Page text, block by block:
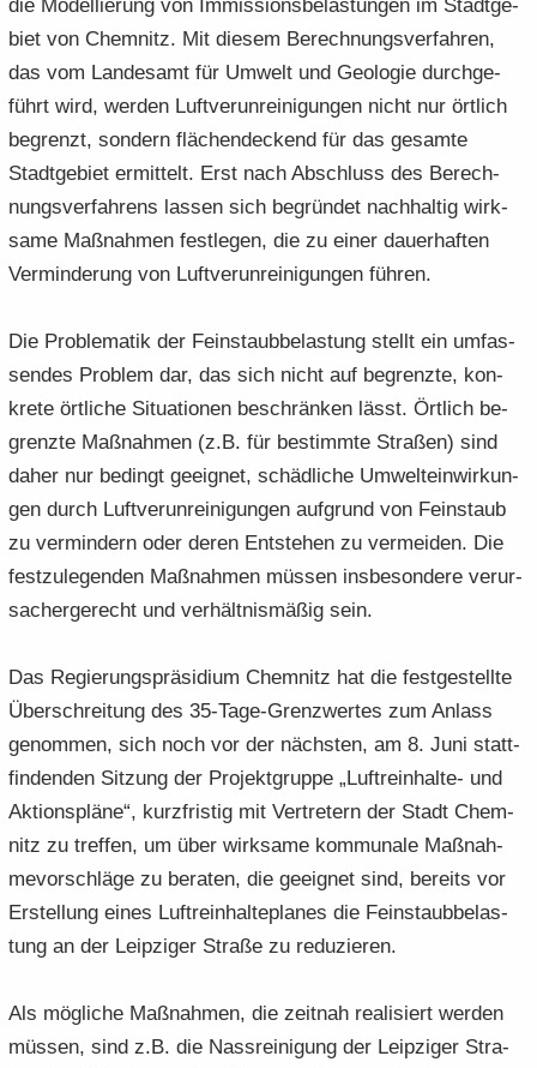
die Mo­del­lie­rung von Im­mis­si­ons­be­las­tun­gen im Stadt­ge­
biet von Chem­nitz. Mit die­sem Be­rech­nungs­ver­fah­ren,
das vom Lan­des­amt für Um­welt und Geo­lo­gie durch­ge­
führt wird, wer­den Luft­ver­un­rei­ni­gun­gen nicht nur ört­lich
be­grenzt, son­dern flä­chen­de­ckend für das ge­sam­te
Stadt­ge­biet er­mit­telt. Erst nach Ab­schluss des Be­rech­
nungs­ver­fah­rens las­sen sich be­grün­det nach­hal­tig wirk­
sa­me Maß­nah­men fest­le­gen, die zu einer dau­er­haf­ten
Ver­min­de­rung von Luft­ver­un­rei­ni­gun­gen füh­ren.
Die Pro­ble­ma­tik der Fein­staub­be­las­tung stellt ein um­fas­
sen­des Pro­blem dar, das sich nicht auf be­grenz­te, kon­
kre­te ört­li­che Si­tua­tio­nen be­schrän­ken lässt. Ört­lich be­
grenz­te Maß­nah­men (z.B. für be­stimm­te Stra­ßen) sind
daher nur be­dingt ge­eig­net, schäd­li­che Um­welt­ein­wir­kun­
gen durch Luft­ver­un­rei­ni­gun­gen auf­grund von Fein­staub
zu ver­min­dern oder deren Ent­ste­hen zu ver­mei­den. Die
fest­zu­le­gen­den Maß­nah­men müs­sen ins­be­son­de­re ver­ur­
sa­cher­ge­recht und ver­hält­nis­mä­ßig sein.
Das Re­gie­rungs­prä­si­di­um Chem­nitz hat die fest­ge­stell­te
Über­schrei­tung des 35-​Tage-Grenzwertes zum An­lass
ge­nom­men, sich noch vor der nächs­ten, am 8. Juni statt­
fin­den­den Sit­zung der Pro­jekt­grup­pe „Luftreinhalte-​ und
Ak­ti­ons­plä­ne“, kurz­fris­tig mit Ver­tre­tern der Stadt Chem­
nitz zu tref­fen, um über wirk­sa­me kom­mu­na­le Maß­nah­
me­vor­schlä­ge zu be­ra­ten, die ge­eig­net sind, be­reits vor
Er­stel­lung eines Luft­rein­hal­te­pla­nes die Fein­staub­be­las­
tung an der Leip­zi­ger Stra­ße zu re­du­zie­ren.
Als mög­li­che Maß­nah­men, die zeit­nah rea­li­siert wer­den
müs­sen, sind z.B. die Nass­rei­ni­gung der Leip­zi­ger Stra­